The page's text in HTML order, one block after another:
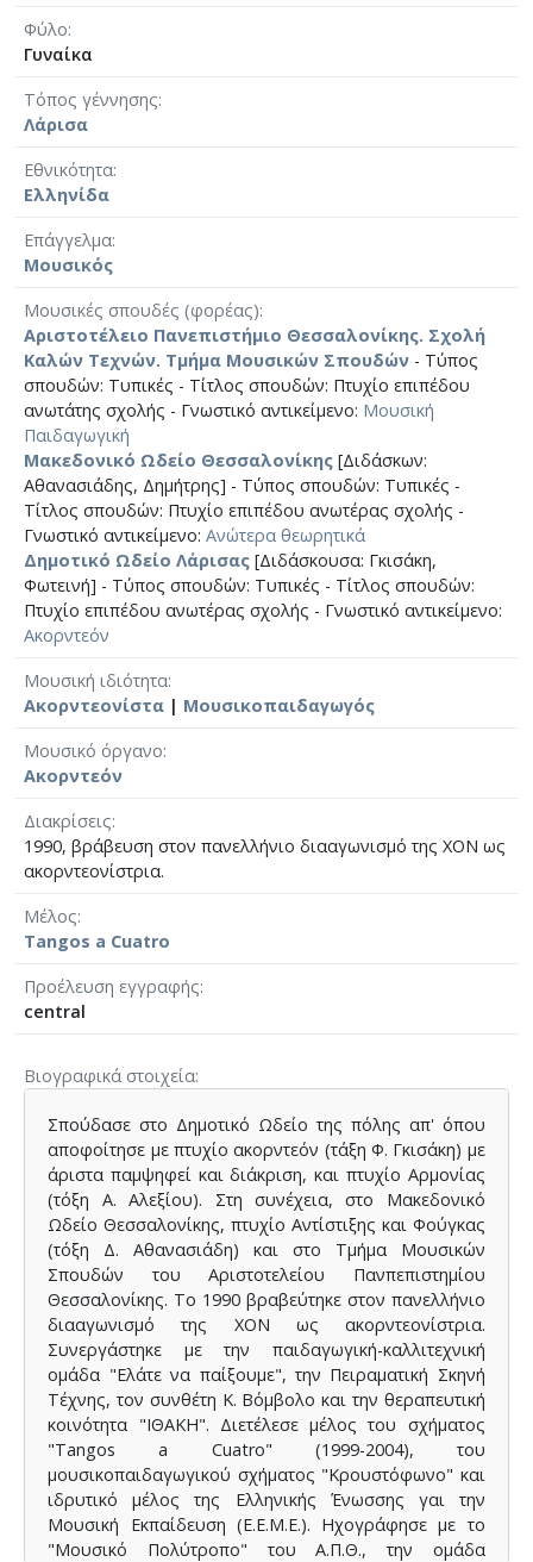
Φύλο
Γυναίκα
Τόπος γέννησης
Λάρισα
Εθνικότητα
Ελληνίδα
Επάγγελμα
Μουσικός
Μουσικές σπουδές (φορέας)
Αριστοτέλειο Πανεπιστήμιο Θεσσαλονίκης. Σχολή
Καλών Τεχνών. Τμήμα Μουσικών Σπουδών - Τύπος
σπουδών: Τυπικές - Τίτλος σπουδών: Πτυχίο επιπέδου
ανωτάτης σχολής - Γνωστικό αντικείμενο: Μουσική
Παιδαγωγική
Μακεδονικό Ωδείο Θεσσαλονίκης [Διδάσκων:
Αθανασιάδης, Δημήτρης] - Τύπος σπουδών: Τυπικές -
Τίτλος σπουδών: Πτυχίο επιπέδου ανωτέρας σχολής -
Γνωστικό αντικείμενο: Ανώτερα θεωρητικά
Δημοτικό Ωδείο Λάρισας [Διδάσκουσα: Γκισάκη,
Φωτεινή] - Τύπος σπουδών: Τυπικές - Τίτλος σπουδών:
Πτυχίο επιπέδου ανωτέρας σχολής - Γνωστικό αντικείμενο:
Ακορντεόν
Μουσική ιδιότητα
Ακορντεονίστα | Μουσικοπαιδαγωγός
Μουσικό όργανο
Ακορντεόν
Διακρίσεις
1990, βράβευση στον πανελλήνιο διααγωνισμό της ΧΟΝ ως
ακορντεονίστρια.
Μέλος
Tangos a Cuatro
Προέλευση εγγραφής
central
Βιογραφικά στοιχεία
Σπούδασε στο Δημοτικό Ωδείο της πόλης απ' όπου
αποφοίτησε με πτυχίο ακορντεόν (τάξη Φ. Γκισάκη) με
άριστα παμψηφεί και διάκριση, και πτυχίο Αρμονίας
(τόξη Α. Αλεξίου). Στη συνέχεια, στο Μακεδονικό
Ωδείο Θεσσαλονίκης, πτυχίο Αντίστιξης και Φούγκας
(τόξη Δ. Αθανασιάδη) και στο Τμήμα Μουσικών
Σπουδών του Αριστοτελείου Πανπεπιστημίου
Θεσσαλονίκης. Το 1990 βραβεύτηκε στον πανελλήνιο
διααγωνισμό της ΧΟΝ ως ακορντεονίστρια.
Συνεργάστηκε με την παιδαγωγική-καλλιτεχνική
ομάδα "Ελάτε να παίξουμε", την Πειραματική Σκηνή
Τέχνης, τον συνθέτη Κ. Βόμβολο και την θεραπευτική
κοινότητα "ΙΘΑΚΗ". Διετέλεσε μέλος του σχήματος
"Tangos a Cuatro" (1999-2004), του
μουσικοπαιδαγωγικού σχήματος "Κρουστόφωνο" και
ιδρυτικό μέλος της Ελληνικής Ένωσσης γαι την
Μουσική Εκπαίδευση (Ε.Ε.Μ.Ε.). Ηχογράφησε με το
"Μουσικό Πολύτροπο" του Α.Π.Θ., την ομάδα